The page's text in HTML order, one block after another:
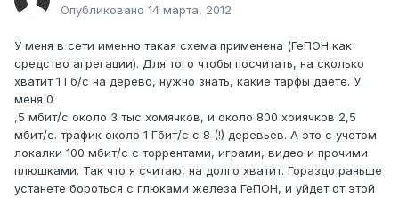
Опубликовано 14 марта, 2012
У меня в сети именно такая схема применена (ГеПОН как
средство агрегации). Для того чтобы посчитать, на сколько
хватит 1 Гб/с на дерево, нужно знать, какие тарфы даете. У
меня 0
,5 мбит/с около 3 тыс хомячков, и около 800 хоиячков 2,5
мбит/с. трафик около 1 Гбит/с с 8 (!) деревьев. А это с учетом
локалки 100 мбит/с с торрентами, играми, видео и прочими
плюшками. Так что я считаю, на долго хватит. Гораздо раньше
устанете бороться с глюками железа ГеПОН, и уйдет от этой